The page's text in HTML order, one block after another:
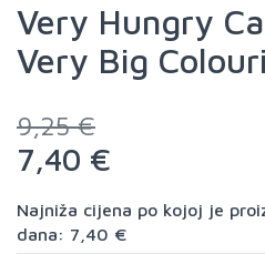
Very Hungry
Very Big
9,25 €
7,40 €
Najniža cijena po kojoj je
dana: 7,40 €